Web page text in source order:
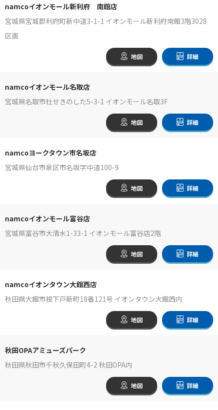
namcoイオンモール新利府 南館店
宮城県宮城郡利府町新中道3-1-1 イオンモール新利府南館3階3028
区画
地図 詳細
namcoイオンモール名取店
宮城県名取市杜せきのした5-3-1 イオンモール名取3F
地図 詳細
namcoヨークタウン市名坂店
宮城県仙台市泉区市名坂字中道100-9
地図 詳細
namcoイオンモール富谷店
宮城県富谷市大清水1-33-1 イオンモール富谷店2階
地図 詳細
namcoイオンタウン大館西店
秋田県大館市根下戸新町18番121号 イオンタウン大館西内
地図 詳細
秋田OPAアミューズパーク
秋田県秋田市千秋久保田町4-2 秋田OPA内
地図 詳細